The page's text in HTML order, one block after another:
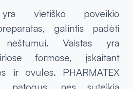
yra vietiško poveikio
galintis padėti
Vaistas yra
formose, įskaitant
ir ovules. PHARMATEX